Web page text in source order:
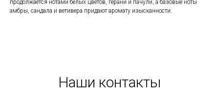
продолжается нотами белых цветов, герани и пачули, а базовые ноты
амбры, сандала и ветивера придают аромату изысканности.
Наши контакты